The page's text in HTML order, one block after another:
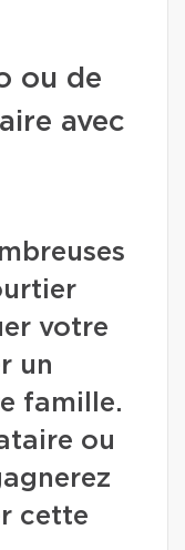
ou de
avec
votre
un
famille.
ou
cette